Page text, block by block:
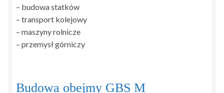
– budowa statków
– transport kolejowy
– maszyny rolnicze
– przemysł górniczy
Budowa obejmy GBS M